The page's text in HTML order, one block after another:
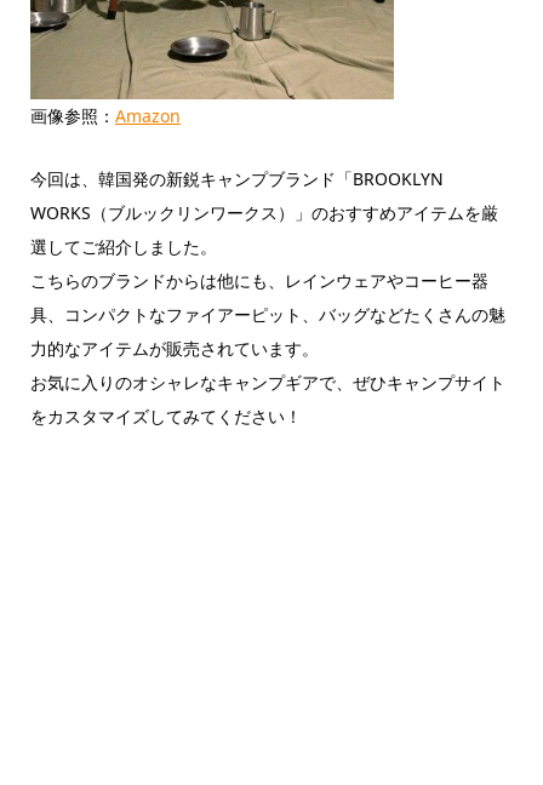
画像参照： Amazon
今回は、韓国発の新鋭キャンプブランド「BROOKLYN
WORKS（ブルックリンワークス）」のおすすめアイテムを厳
選してご紹介しました。
こちらのブランドからは他にも、レインウェアやコーヒー器
具、コンパクトなファイアーピット、バッグなどたくさんの魅
力的なアイテムが販売されています。
お気に入りのオシャレなキャンプギアで、ぜひキャンプサイト
をカスタマイズしてみてください！